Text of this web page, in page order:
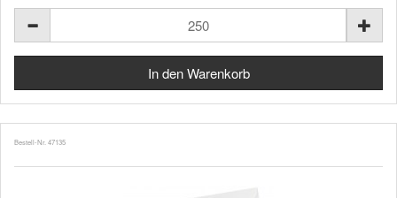
Bestell-Nr. 47135